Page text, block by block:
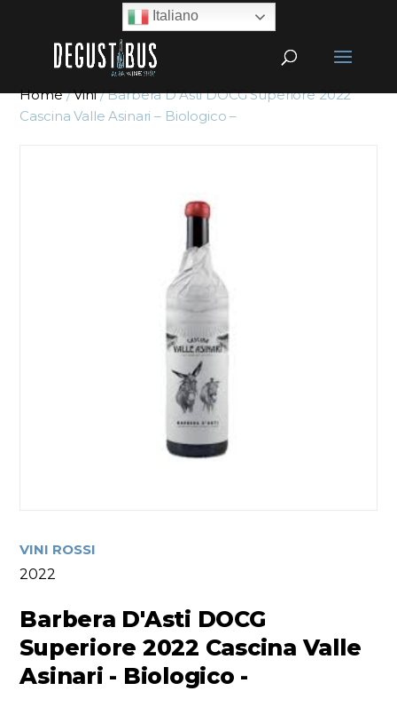
Home/Vini/ Barbera D’Asti DOCG Superiore 2022
Cascina Valle Asinari – Biologico –
VINI ROSSI
2022
Barbera D'Asti DOCG
Superiore 2022 Cascina Valle
Asinari - Biologico -
Italiano